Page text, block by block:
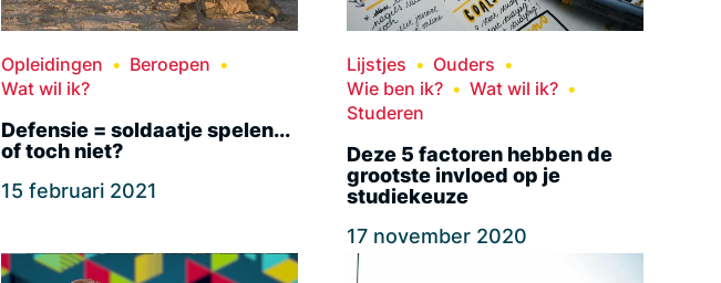
Opleidingen
Beroepen
Wat wil ik?
Defensie = soldaatje spelen...
of toch niet?
15 februari 2021
Lijstjes
Ouders
Wie ben ik?
Wat wil ik?
Studeren
Deze 5 factoren hebben de
grootste invloed op je
studiekeuze
17 november 2020